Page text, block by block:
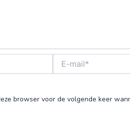
mail*
browser voor de volgende keer